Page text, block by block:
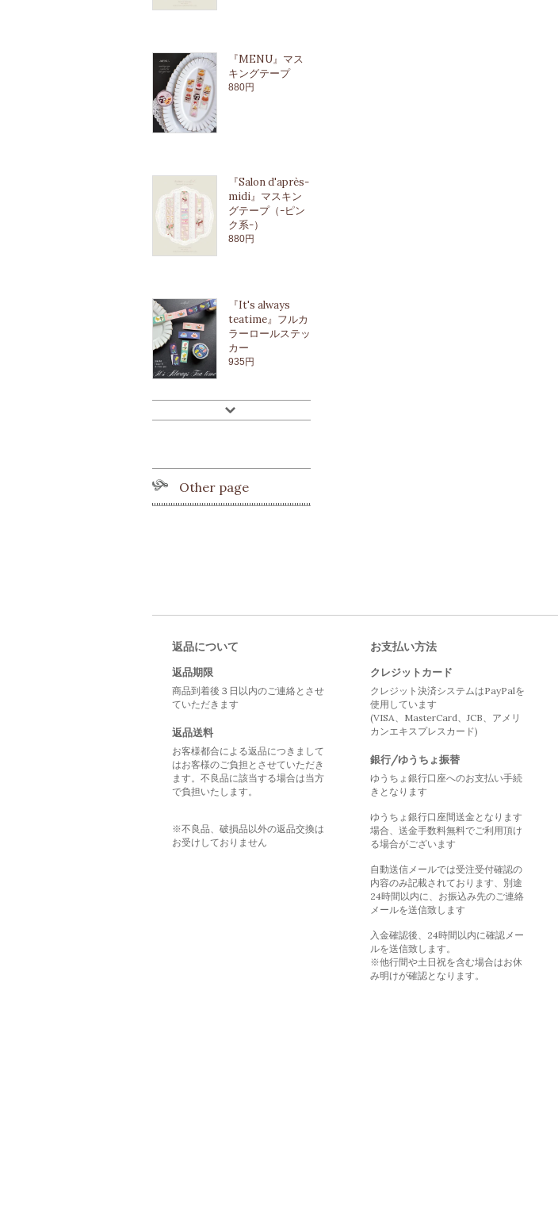
『MENU』マス
キングテープ
880円
『Salon d'après-
midi』マスキン
グテープ（-ピン
ク系-）
880円
『It's always
teatime』フルカ
ラーロールステッ
カー
935円
Other page
返品について
返品期限
商品到着後３日以内のご連絡とさせ
ていただきます
返品送料
お客様都合による返品につきまして
はお客様のご負担とさせていただき
ます。不良品に該当する場合は当方
で負担いたします。
※不良品、破損品以外の返品交換は
お受けしておりません
お支払い方法
クレジットカード
クレジット決済システムはPayPalを
使用しています
(VISA、MasterCard、JCB、アメリ
カンエキスプレスカード)
銀行/ゆうちょ振替
ゆうちょ銀行口座へのお支払い手続
きとなります
ゆうちょ銀行口座間送金となります
場合、送金手数料無料でご利用頂け
る場合がございます
自動送信メールでは受注受付確認の
内容のみ記載されております、別途
24時間以内に、お振込み先のご連絡
メールを送信致します
入金確認後、24時間以内に確認メー
ルを送信致します。
※他行間や土日祝を含む場合はお休
み明けが確認となります。